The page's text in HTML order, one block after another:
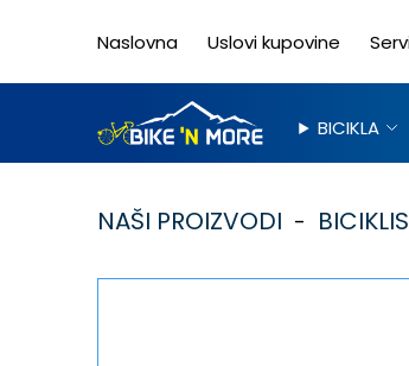
Naslovna Uslovi kupovine
BICIKLA
NAŠI PROIZVODI